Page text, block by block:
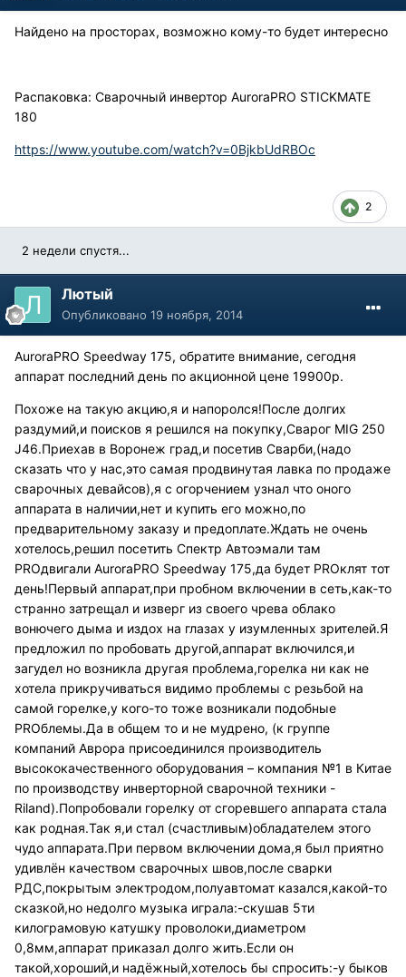
Найдено на просторах, возможно кому-то будет интересно
Распаковка: Сварочный инвертор AuroraPRO STICKMATE
180
https://www.youtube.com/watch?v=0BjkbUdRBOc
2
2 недели спустя...
Лютый
Опубликовано 19 ноября, 2014
AuroraPRO Speedway 175, обратите внимание, сегодня
аппарат последний день по акционной цене 19900р.
Похоже на такую акцию,я и напоролся!После долгих
раздумий,и поисков я решился на покупку,Сварог MIG 250
J46.Приехав в Воронеж град,и посетив Сварби,(надо
сказать что у нас,это самая продвинутая лавка по продаже
сварочных девайсов),я с огорчением узнал что оного
аппарата в наличии,нет и купить его можно,по
предварительному заказу и предоплате.Ждать не очень
хотелось,решил посетить Спектр Автоэмали там
PROдвигали AuroraPRO Speedway 175,да будет PROклят тот
день!Первый аппарат,при пробном включении в сеть,как-то
странно затрещал и изверг из своего чрева облако
вонючего дыма и издох на глазах у изумленных зрителей.Я
предложил по пробовать другой,аппарат включился,и
загудел но возникла другая проблема,горелка ни как не
хотела прикручиваться видимо проблемы с резьбой на
самой горелке,у кого-то тоже возникали подобные
PROблемы.Да в общем то и не мудрено, (к группе
компаний Аврора присоединился производитель
высококачественного оборудования – компания №1 в Китае
по производству инверторной сварочной техники -
Riland).Попробовали горелку от сгоревшего аппарата стала
как родная.Так я,и стал (счастливым)обладателем этого
чудо аппарата.При первом включении дома,я был приятно
удивлён качеством сварочных швов,после сварки
РДС,покрытым электродом,полуавтомат казался,какой-то
сказкой,но недолго музыка играла:-скушав 5ти
килограмовую катушку проволоки,диаметром
0,8мм,аппарат приказал долго жить.Если он
такой,хороший,и надёжный,хотелось бы спросить:-у быков